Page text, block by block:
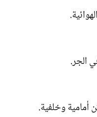
الجر.
وخلفية.